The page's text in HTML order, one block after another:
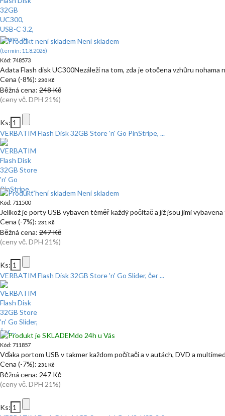
Není skladem
(termín: 11.8.2026)
Kód: 748573
Adata Flash disk UC300Nezáleží na tom, zda je otočena vzhůru
Cena (-8%): 230 Kč
Běžná cena: 248 Kč
(ceny vč. DPH 21%)
Ks:
VERBATIM Flash Disk 32GB Store 'n' Go PinStripe, ...
Není skladem
Kód: 711500
Jelikož je porty USB vybaven téměř každý počítač a již jsou jimi
Cena (-7%): 231 Kč
Běžná cena: 247 Kč
(ceny vč. DPH 21%)
Ks:
VERBATIM Flash Disk 32GB Store 'n' Go Slider, čer ...
do 24h u Vás
Kód: 711857
Vďaka portom USB v takmer každom počítači a v autách, DVD a
Cena (-7%): 231 Kč
Běžná cena: 247 Kč
(ceny vč. DPH 21%)
Ks: